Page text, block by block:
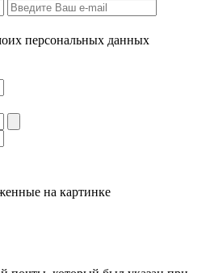
персональных данных
на картинке